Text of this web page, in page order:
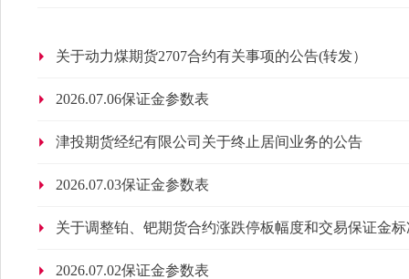
关于动力煤期货2707合约有关事项的公告(转发）
2026.07.06保证金参数表
津投期货经纪有限公司关于终止居间业务的公告
2026.07.03保证金参数表
关于调整铂、钯期货合约涨跌停板幅度和交易保证金
2026.07.02保证金参数表